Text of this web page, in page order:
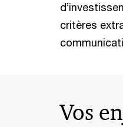
critères
Vos